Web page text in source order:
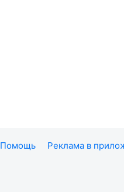
Помощь Реклама в